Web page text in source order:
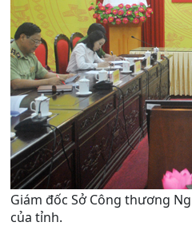
Giám đốc Sở Công thương
của tỉnh.